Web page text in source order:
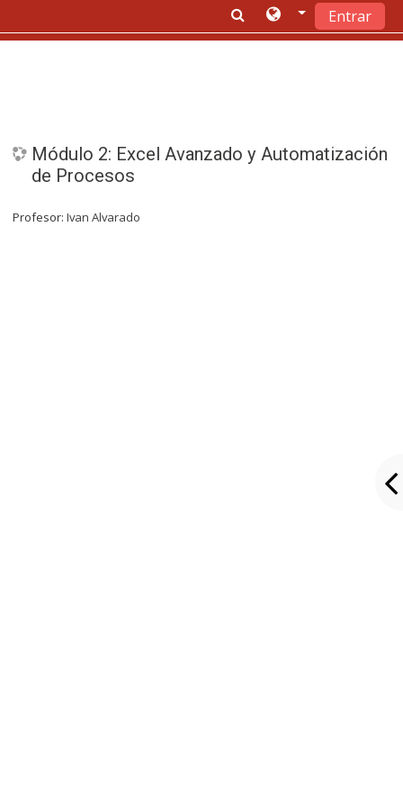
Entrar
Módulo 2: Excel Avanzado y Automatización
de Procesos
Profesor:Ivan Alvarado